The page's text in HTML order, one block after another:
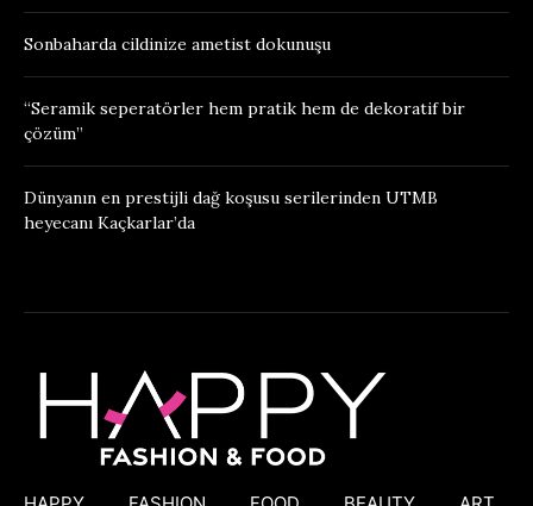
Sonbaharda cildinize ametist dokunuşu
“Seramik seperatörler hem pratik hem de dekoratif bir
çözüm”
Dünyanın en prestijli dağ koşusu serilerinden UTMB
heyecanı Kaçkarlar’da